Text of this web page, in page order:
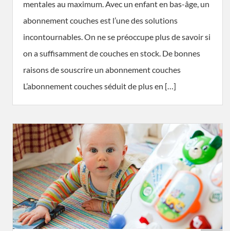
mentales au maximum. Avec un enfant en bas-âge, un
abonnement couches est l’une des solutions
incontournables. On ne se préoccupe plus de savoir si
on a suffisamment de couches en stock. De bonnes
raisons de souscrire un abonnement couches
L’abonnement couches séduit de plus en […]